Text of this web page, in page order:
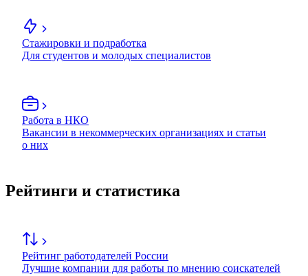
Стажировки и подработка
Для студентов и молодых специалистов
Работа в НКО
Вакансии в некоммерческих организациях и статьи
о них
Рейтинги и статистика
Рейтинг работодателей России
Лучшие компании для работы по мнению соискателей